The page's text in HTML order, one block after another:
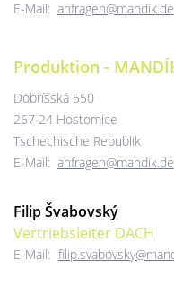
E-Mail: anfragen@mandik.de
Produktion -
Dobříšská 550
267 24 Hostomice
Tschechische Republik
E-Mail: anfragen@mandik.de
Filip Švabovský
Vertriebsleiter DACH
E-Mail: